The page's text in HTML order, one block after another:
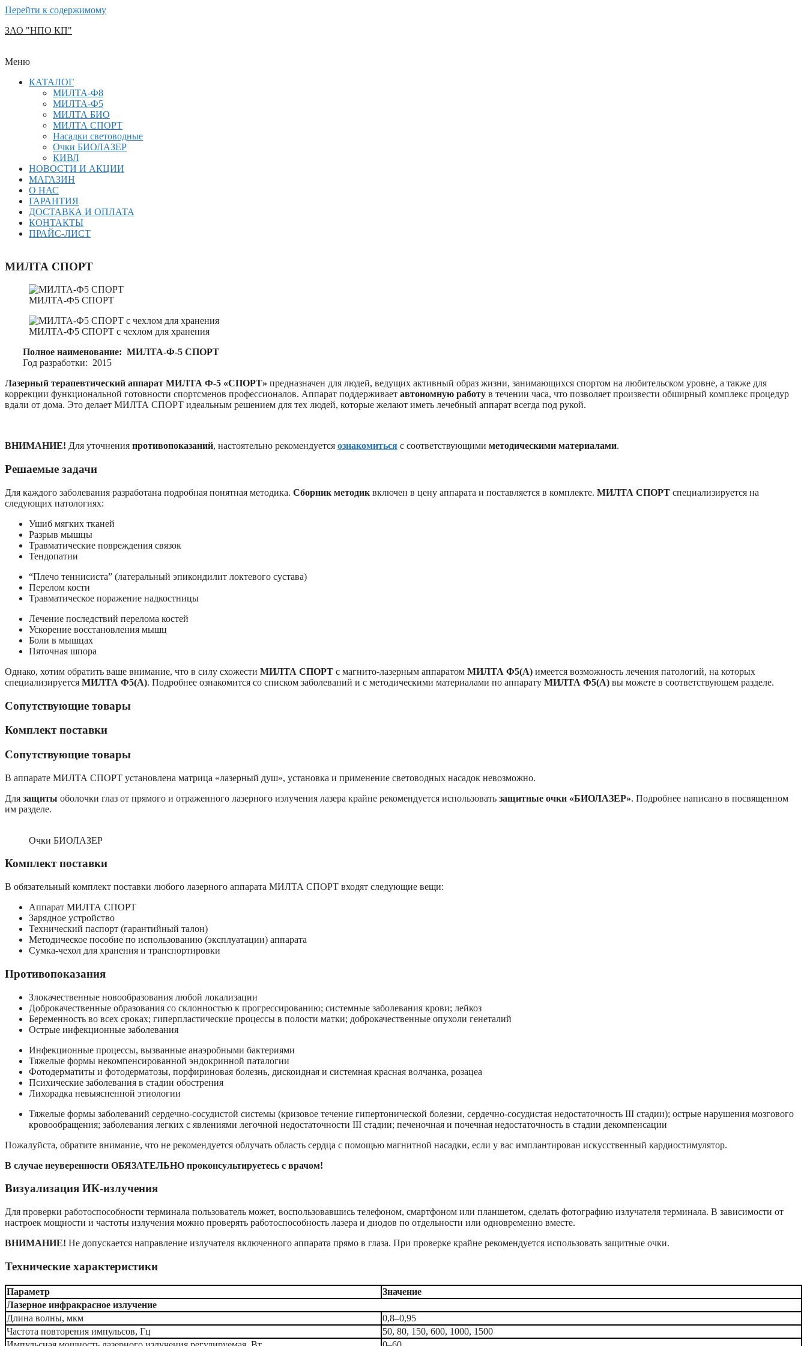
Перейти к содержимому
ЗАО "НПО КП"
Меню
КАТАЛОГ
МИЛТА-Ф8
МИЛТА-Ф5
МИЛТА БИО
МИЛТА СПОРТ
Насадки световодные
Очки БИОЛАЗЕР
КИВЛ
НОВОСТИ И АКЦИИ
МАГАЗИН
О НАС
ГАРАНТИЯ
ДОСТАВКА И ОПЛАТА
КОНТАКТЫ
ПРАЙС-ЛИСТ
МИЛТА СПОРТ
МИЛТА-Ф5 СПОРТ
МИЛТА-Ф5 СПОРТ с чехлом для хранения
Полное наименование: МИЛТА-Ф-5 СПОРТ
Год разработки: 2015
Лазерный терапевтический аппарат МИЛТА Ф-5 «СПОРТ» предназначен для людей, ведущих активный образ жизни, занимающихся спортом на любительском уровне, а также для
коррекции функциональной готовности спортсменов профессионалов. Аппарат поддерживает автономную работу в течении часа, что позволяет произвести обширный комплекс процедур
вдали от дома. Это делает МИЛТА СПОРТ идеальным решением для тех людей, которые желают иметь лечебный аппарат всегда под рукой.
ВНИМАНИЕ! Для уточнения противопоказаний, настоятельно рекомендуется ознакомиться с соответствующими методическими материалами.
Решаемые задачи
Для каждого заболевания разработана подробная понятная методика. Сборник методик включен в цену аппарата и поставляется в комплекте. МИЛТА СПОРТ специализируется на
следующих патологиях:
Ушиб мягких тканей
Разрыв мышцы
Травматические повреждения связок
Тендопатии
“Плечо теннисиста” (латеральный эпикондилит локтевого сустава)
Перелом кости
Травматическое поражение надкостницы
Лечение последствий перелома костей
Ускорение восстановления мышц
Боли в мышцах
Пяточная шпора
Однако, хотим обратить ваше внимание, что в силу схожести МИЛТА СПОРТ с магнито-лазерным аппаратом МИЛТА Ф5(А) имеется возможность лечения патологий, на которых
специализируется МИЛТА Ф5(А). Подробнее ознакомится со списком заболеваний и с методическими материалами по аппарату МИЛТА Ф5(А) вы можете в соответствующем разделе.
Сопутствующие товары
Комплект поставки
Сопутствующие товары
В аппарате МИЛТА СПОРТ установлена матрица «лазерный душ», установка и применение световодных насадок невозможно.
Для защиты оболочки глаз от прямого и отраженного лазерного излучения лазера крайне рекомендуется использовать защитные очки «БИОЛАЗЕР». Подробнее написано в посвященном
им разделе.
Очки БИОЛАЗЕР
Комплект поставки
В обязательный комплект поставки любого лазерного аппарата МИЛТА СПОРТ входят следующие вещи:
Аппарат МИЛТА СПОРТ
Зарядное устройство
Технический паспорт (гарантийный талон)
Методическое пособие по использованию (эксплуатации) аппарата
Сумка-чехол для хранения и транспортировки
Противопоказания
Злокачественные новообразования любой локализации
Доброкачественные образования со склонностью к прогрессированию; системные заболевания крови; лейкоз
Беременность во всех сроках; гиперпластические процессы в полости матки; доброкачественные опухоли генеталий
Острые инфекционные заболевания
Инфекционные процессы, вызванные анаэробными бактериями
Тяжелые формы некомпенсированной эндокринной паталогии
Фотодерматиты и фотодерматозы, порфириновая болезнь, дискоидная и системная красная волчанка, розацеа
Психические заболевания в стадии обострения
Лихорадка невыясненной этиологии
Тяжелые формы заболеваний сердечно-сосудистой системы (кризовое течение гипертонической болезни, сердечно-сосудистая недостаточность III стадии); острые нарушения мозгового
кровообращения; заболевания легких с явлениями легочной недостаточности III стадии; печеночная и почечная недостаточность в стадии декомпенсации
Пожалуйста, обратите внимание, что не рекомендуется облучать область сердца с помощью магнитной насадки, если у вас имплантирован искусственный кардиостимулятор.
В случае неуверенности ОБЯЗАТЕЛЬНО проконсультируетесь с врачом!
Визуализация ИК-излучения
Для проверки работоспособности терминала пользователь может, воспользовавшись телефоном, смартфоном или планшетом, сделать фотографию излучателя терминала. В зависимости от
настроек мощности и частоты излучения можно проверять работоспособность лазера и диодов по отдельности или одновременно вместе.
ВНИМАНИЕ! Не допускается направление излучателя включенного аппарата прямо в глаза. При проверке крайне рекомендуется использовать защитные очки.
Технические характеристики
Параметр
Значение
Лазерное инфракрасное излучение
Длина волны, мкм
0,8–0,95
Частота повторения импульсов, Гц
50, 80, 150, 600, 1000, 1500